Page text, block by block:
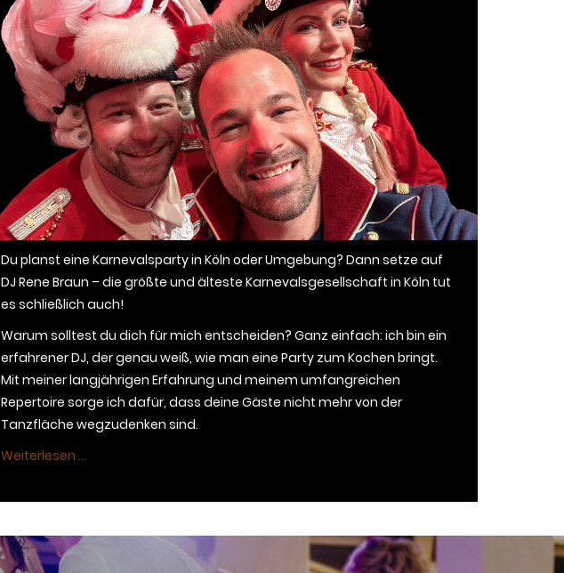
Du planst eine Karnevalsparty in Köln oder Umgebung? Dann setze auf
DJ Rene Braun – die größte und älteste Karnevalsgesellschaft in Köln tut
es schließlich auch!
Warum solltest du dich für mich entscheiden? Ganz einfach: ich bin ein
erfahrener DJ, der genau weiß, wie man eine Party zum Kochen bringt.
Mit meiner langjährigen Erfahrung und meinem umfangreichen
Repertoire sorge ich dafür, dass deine Gäste nicht mehr von der
Tanzfläche wegzudenken sind.
Weiterlesen ...